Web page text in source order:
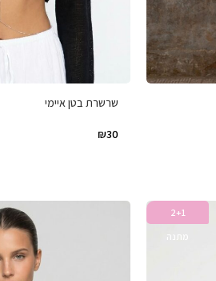
שרשרת בטן איימי
₪30
2+1
מתנה